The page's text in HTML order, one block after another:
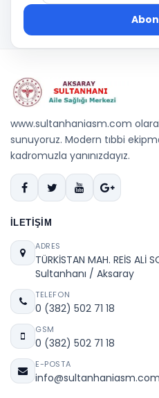
www.sultanhaniasm.com
sunuyoruz. Modern tıbbi
kadromuzla yanınızdayız.
İLETIŞIM
ADRES
TÜRKİSTAN MAH. REİS ALİ
Sultanhanı / Aksaray
TELEFON
0 (382) 502 71 18
GSM
0 (382) 502 71 18
E-POSTA
info@sultanhaniasm.com